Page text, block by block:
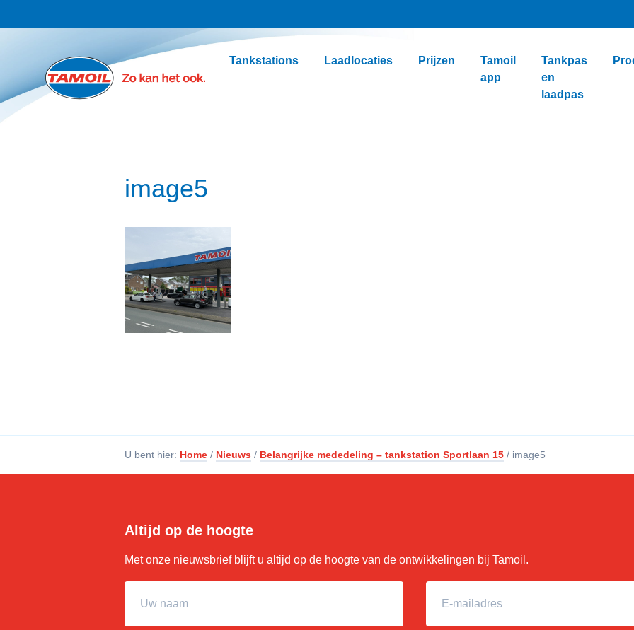
Ga naar hoofdinhoud
Tankstations Laadlocaties Prijzen
Tamoil
app
Tankpas
en
laadpas
image5
U bent hier: Home / Nieuws / Belangrijke mededeling – tankstation Sportlaan 15 / image5
Altijd op de hoogte
Met onze nieuwsbrief blijft u altijd op de hoogte van de ontwikkelingen bij Tamoil.